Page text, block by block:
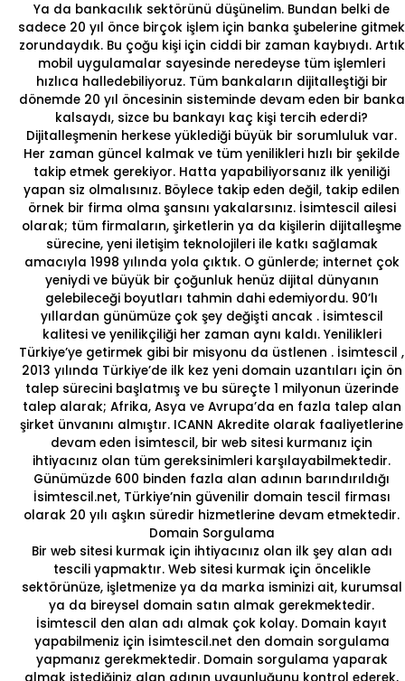
Ya da bankacılık sektörünü düşünelim. Bundan belki de
sadece 20 yıl önce birçok işlem için banka şubelerine gitmek
zorundaydık. Bu çoğu kişi için ciddi bir zaman kaybıydı. Artık
mobil uygulamalar sayesinde neredeyse tüm işlemleri
hızlıca halledebiliyoruz. Tüm bankaların dijitalleştiği bir
dönemde 20 yıl öncesinin sisteminde devam eden bir banka
kalsaydı, sizce bu bankayı kaç kişi tercih ederdi?
Dijitalleşmenin herkese yüklediği büyük bir sorumluluk var.
Her zaman güncel kalmak ve tüm yenilikleri hızlı bir şekilde
takip etmek gerekiyor. Hatta yapabiliyorsanız ilk yeniliği
yapan siz olmalısınız. Böylece takip eden değil, takip edilen
örnek bir firma olma şansını yakalarsınız. İsimtescil ailesi
olarak; tüm firmaların, şirketlerin ya da kişilerin dijitalleşme
sürecine, yeni iletişim teknolojileri ile katkı sağlamak
amacıyla 1998 yılında yola çıktık. O günlerde; internet çok
yeniydi ve büyük bir çoğunluk henüz dijital dünyanın
gelebileceği boyutları tahmin dahi edemiyordu. 90’lı
yıllardan günümüze çok şey değişti ancak . İsimtescil
kalitesi ve yenilikçiliği her zaman aynı kaldı. Yenilikleri
Türkiye’ye getirmek gibi bir misyonu da üstlenen . İsimtescil ,
2013 yılında Türkiye’de ilk kez yeni domain uzantıları için ön
talepsürecini başlatmış ve bu süreçte 1 milyonun üzerinde
talep alarak; Afrika, Asya ve Avrupa’da en fazla talep alan
şirket ünvanını almıştır. ICANN Akredite olarak faaliyetlerine
devam eden İsimtescil, bir web sitesi kurmanız için
ihtiyacınız olan tüm gereksinimleri karşılayabilmektedir.
Günümüzde 600 binden fazla alan adının barındırıldığı
İsimtescil.net, Türkiye’nin güvenilir domain tescil firması
olarak 20 yılı aşkın süredir hizmetlerine devam etmektedir.
Domain Sorgulama
Bir web sitesi kurmak için ihtiyacınız olan ilk şey alan adı
tescili yapmaktır. Web sitesi kurmak için öncelikle
sektörünüze, işletmenize ya da marka isminizi ait, kurumsal
ya da bireysel domain satın almak gerekmektedir.
İsimtescil den alan adı almak çok kolay. Domain kayıt
yapabilmeniz için İsimtescil.net den domain sorgulama
yapmanız gerekmektedir. Domain sorgulama yaparak